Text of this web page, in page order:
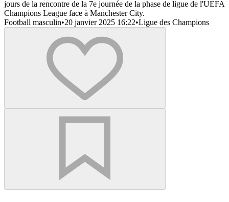
jours de la rencontre de la 7e journée de la phase de ligue de l'UEFA
Champions League face à Manchester City.
Football masculin•20 janvier 2025 16:22•Ligue des Champions